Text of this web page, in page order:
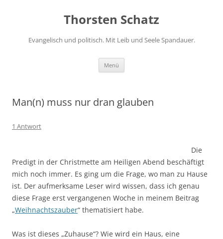
Thorsten Schatz
Evangelisch und politisch. Mit Leib und Seele Spandauer.
Menü
Man(n) muss nur dran glauben
1 Antwort
Die
Predigt in der Christmette am Heiligen Abend beschäftigt
mich noch immer. Es ging um die Frage, wo man zu Hause
ist. Der aufmerksame Leser wird wissen, dass ich genau
diese Frage erst vergangenen Woche in meinem Beitrag
„Weihnachtszauber“ thematisiert habe.
Was ist dieses „Zuhause“? Wie wird ein Haus, eine